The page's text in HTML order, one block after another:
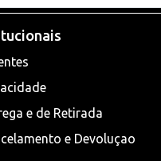
e de Retirada
e Devoluçao